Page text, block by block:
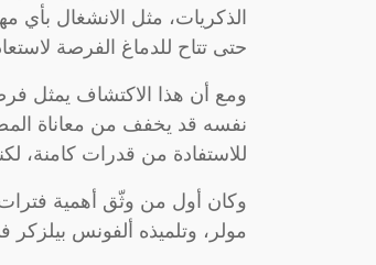
الذكريات، مثل الانشغال بأي
حتى تتاح للدماغ الفرصة
ومع أن هذا الاكتشاف يمثل
نفسه قد يخفف من معاناة
للاستفادة من قدرات كامنة،
وكان أول من وثّق أهمية فترات
مولر، وتلميذه ألفونس بيلزكر في